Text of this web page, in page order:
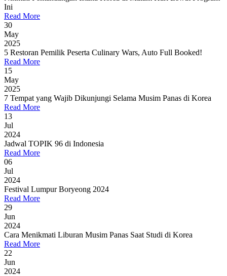
Ini
Read More
30
May
2025
5 Restoran Pemilik Peserta Culinary Wars, Auto Full Booked!
Read More
15
May
2025
7 Tempat yang Wajib Dikunjungi Selama Musim Panas di Korea
Read More
13
Jul
2024
Jadwal TOPIK 96 di Indonesia
Read More
06
Jul
2024
Festival Lumpur Boryeong 2024
Read More
29
Jun
2024
Cara Menikmati Liburan Musim Panas Saat Studi di Korea
Read More
22
Jun
2024